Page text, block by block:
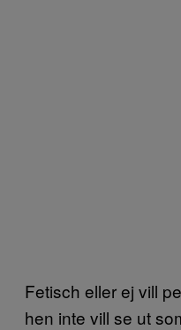
Fetisch eller ej vill
hen inte vill se ut